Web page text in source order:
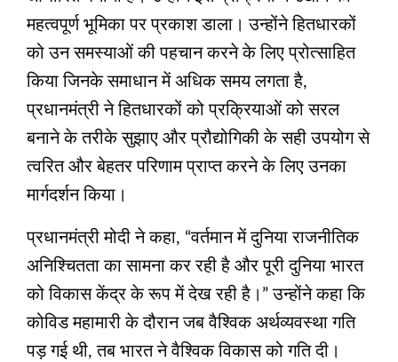
महत्वपूर्ण भूमिका पर प्रकाश डाला। उन्होंने हितधारकों
को उन समस्याओं की पहचान करने के लिए प्रोत्साहित
किया जिनके समाधान में अधिक समय लगता है,
प्रधानमंत्री ने हितधारकों को प्रक्रियाओं को सरल
बनाने के तरीके सुझाए और प्रौद्योगिकी के सही उपयोग से
त्वरित और बेहतर परिणाम प्राप्त करने के लिए उनका
मार्गदर्शन किया।
प्रधानमंत्री मोदी ने कहा, “वर्तमान में दुनिया राजनीतिक
अनिश्चितता का सामना कर रही है और पूरी दुनिया भारत
को विकास केंद्र के रूप में देख रही है।” उन्होंने कहा कि
कोविड महामारी के दौरान जब वैश्विक अर्थव्यवस्था गति
पड़ गई थी, तब भारत ने वैश्विक विकास को गति दी।